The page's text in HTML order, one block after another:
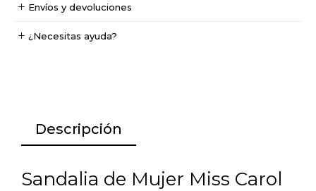
Envíos y devoluciones
¿Necesitas ayuda?
Descripción
Sandalia de Mujer Miss Carol